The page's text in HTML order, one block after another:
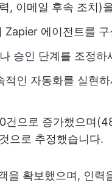
, 이메일 후속 조치)
Zapier 에이전트를
승인 단계를 조정하
적인 자동화를 실현
으로 증가했으며
으로 추정했습니다.
을 확보했으며, 인력